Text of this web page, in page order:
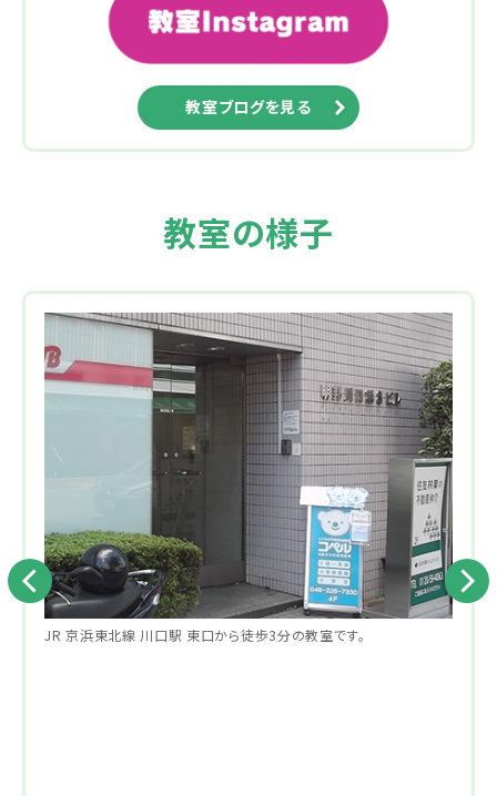
教室ブログを見る
教室の様子
JR 京浜東北線 川口駅 東口から徒歩3分の教室です。